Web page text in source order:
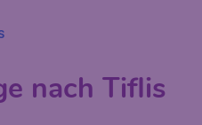
nach Tiflis